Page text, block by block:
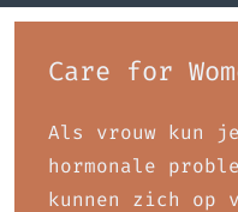
Care for
Als vrouw kun
hormonale
kunnen zich op